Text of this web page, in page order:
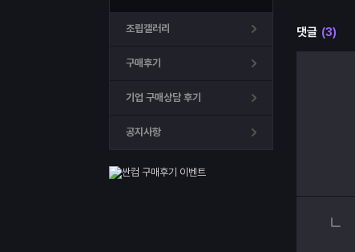
조립갤러리
구매후기
기업 구매상담 후기
공지사항
댓글 (3)